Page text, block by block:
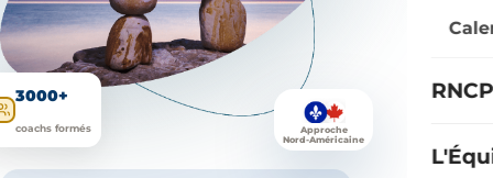
3000+
coachs formés
Approche
Nord-Américaine